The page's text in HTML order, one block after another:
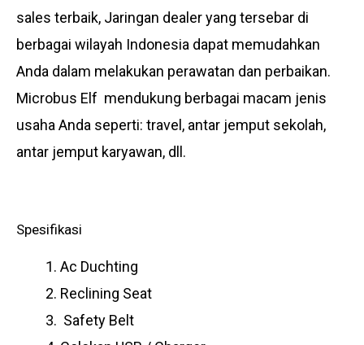
sales terbaik, Jaringan dealer yang tersebar di
berbagai wilayah Indonesia dapat memudahkan
Anda dalam melakukan perawatan dan perbaikan.
Microbus Elf mendukung berbagai macam jenis
usaha Anda seperti: travel, antar jemput sekolah,
antar jemput karyawan, dll.
Spesifikasi
Ac Duchting
Reclining Seat
Safety Belt